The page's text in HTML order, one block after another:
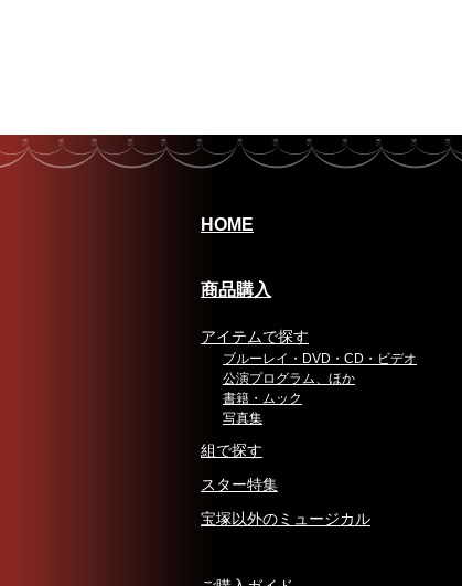
HOME
商品購入
アイテムで探す
ブルーレイ・DVD・CD・ビデオ
公演プログラム、ほか
書籍・ムック
写真集
組で探す
スター特集
宝塚以外のミュージカル